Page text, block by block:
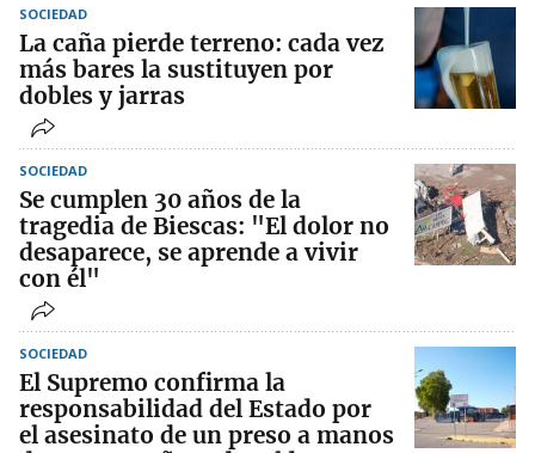
SOCIEDAD
La caña pierde terreno: cada vez
más bares la sustituyen por
dobles y jarras
SOCIEDAD
Se cumplen 30 años de la
tragedia de Biescas: "El dolor no
desaparece, se aprende a vivir
con él"
SOCIEDAD
El Supremo confirma la
responsabilidad del Estado por
el asesinato de un preso a manos